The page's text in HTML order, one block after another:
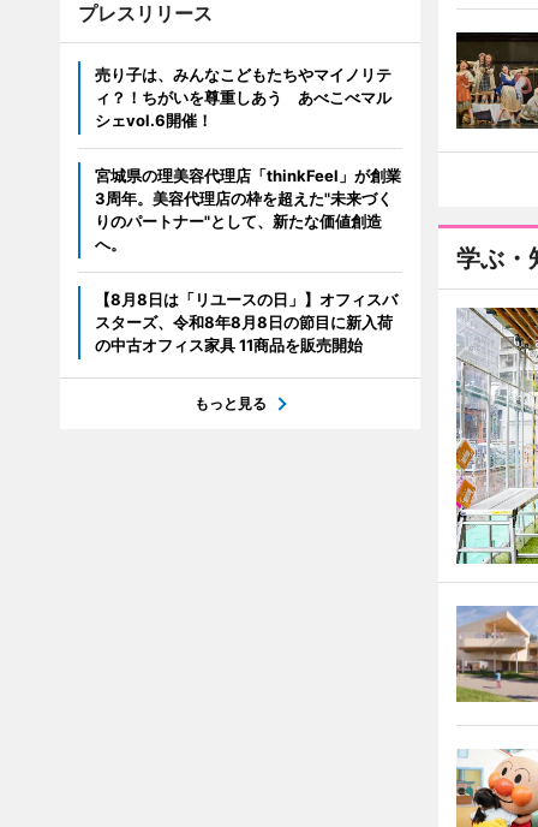
学ぶ・
プレスリリース
売り子は、みんなこどもたちやマイノリテ
ィ？！ちがいを尊重しあう あべこべマル
シェvol.6開催！
宮城県の理美容代理店「thinkFeel」が創業
3周年。美容代理店の枠を超えた"未来づく
りのパートナー"として、新たな価値創造
へ。
【8月8日は「リユースの日」】オフィスバ
スターズ、令和8年8月8日の節目に新入荷
の中古オフィス家具 11商品を販売開始
もっと見る